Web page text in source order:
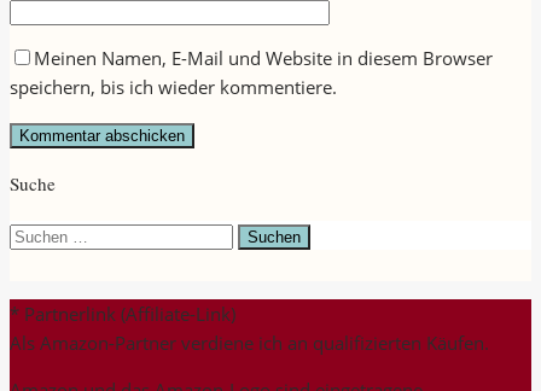
Meinen Namen, E-Mail und Website in diesem Browser
speichern, bis ich wieder kommentiere.
Suche
Suchen
* Partnerlink (Affiliate-Link)
Als Amazon-Partner verdiene ich an qualifizierten Käufen.